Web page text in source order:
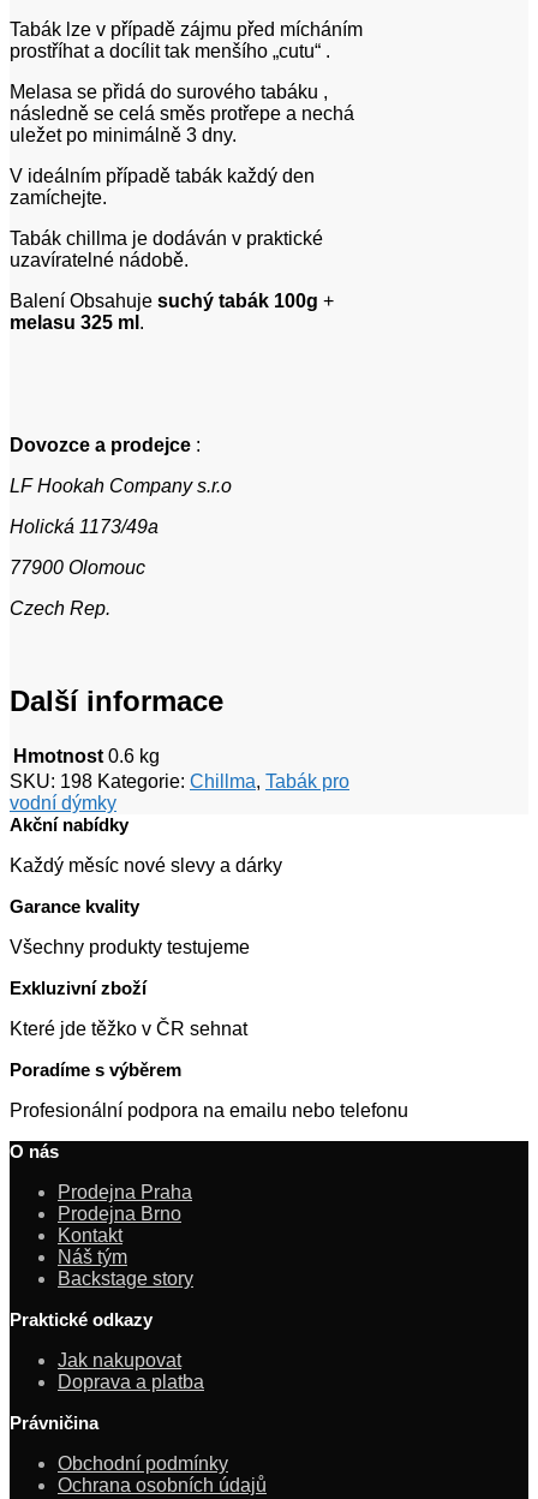
Tabák lze v případě zájmu před mícháním
prostříhat a docílit tak menšího „cutu“ .
Melasa se přidá do surového tabáku ,
následně se celá směs protřepe a nechá
uležet po minimálně 3 dny.
V ideálním případě tabák každý den
zamíchejte.
Tabák chillma je dodáván v praktické
uzavíratelné nádobě.
Balení Obsahuje suchý tabák 100g +
melasu 325 ml .
Dovozce a prodejce :
LF Hookah Company s.r.o
Holická 1173/49a
77900 Olomouc
Czech Rep.
Další informace
Hmotnost 0.6 kg
SKU: 198 Kategorie: Chillma, Tabák pro
vodní dýmky
Akční nabídky
Každý měsíc nové slevy a dárky
Garance kvality
Všechny produkty testujeme
Exkluzivní zboží
Které jde těžko v ČR sehnat
Poradíme s výběrem
Profesionální podpora na emailu nebo telefonu
O nás
Prodejna Praha
Prodejna Brno
Kontakt
Náš tým
Backstage story
Praktické odkazy
Jak nakupovat
Doprava a platba
Právničina
Obchodní podmínky
Ochrana osobních údajů